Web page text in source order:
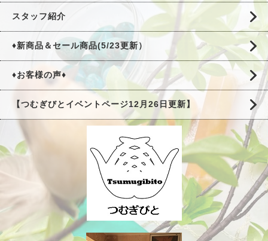
スタッフ紹介
♦新商品＆セール商品(5/23更新）
♦お客様の声♦
【つむぎびとイベントページ12月26日更新】